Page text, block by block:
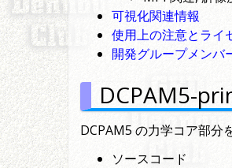
可視化関連情報
使用上の注意とライ
開発グループメンバ
DCPAM5-
DCPAM5 の力学コア部分
ソースコード